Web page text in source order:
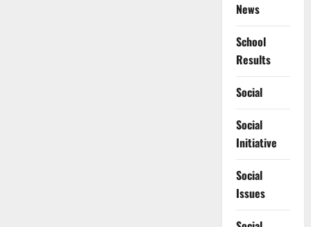
News
School
Results
Social
Social
Initiative
Social
Issues